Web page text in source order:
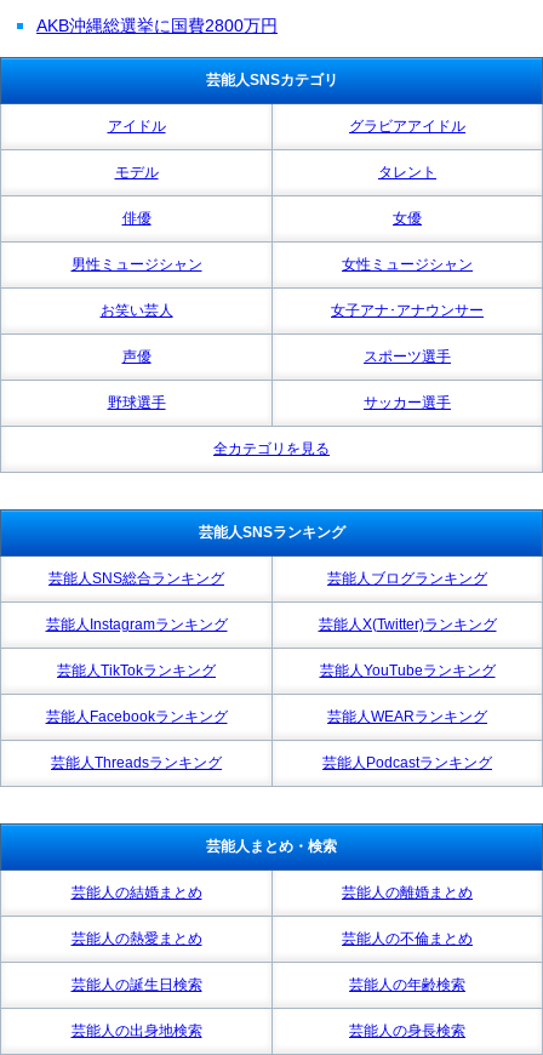
AKB沖縄総選挙に国費2800万円
芸能人SNSカテゴリ
アイドル グラビアアイドル
モデル タレント
俳優 女優
男性ミュージシャン 女性ミュージシャン
お笑い芸人 女子アナ･アナウンサー
声優 スポーツ選手
野球選手 サッカー選手
全カテゴリを見る
芸能人SNSランキング
芸能人SNS総合ランキング 芸能人ブログランキング
芸能人Instagramランキング 芸能人X(Twitter)ランキング
芸能人TikTokランキング 芸能人YouTubeランキング
芸能人Facebookランキング 芸能人WEARランキング
芸能人Threadsランキング 芸能人Podcastランキング
芸能人まとめ・検索
芸能人の結婚まとめ 芸能人の離婚まとめ
芸能人の熱愛まとめ 芸能人の不倫まとめ
芸能人の誕生日検索 芸能人の年齢検索
芸能人の出身地検索 芸能人の身長検索